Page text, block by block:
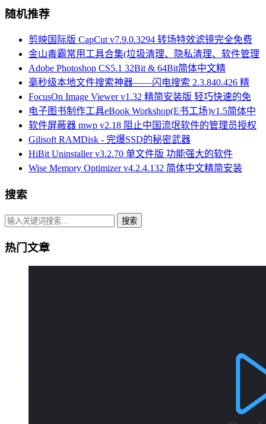
随机推荐
剪映国际版 CapCut v7.9.0.3294 转场特效滤镜完全免费
金山毒霸常用工具合集(垃圾清理、隐私清理、软件管理
Adobe Photoshop CS5.1 32Bit & 64Bit简体中文精
毫秒级本地文件搜索神器——闪电搜索 2.3.840.426 精
FocusOn Image Viewer v1.32 精简安装版 轻巧快速的免
电子图书制作工具eBook Workshop(E书工场)v1.5简体中
软件屏蔽器 mwp v2.18 阻止中国流氓软件的管理员授权
Gilisoft RAMDisk - 完爆SSD的秘密武器
HiBit Uninstaller v3.2.70 单文件版 功能强大的软件
Wise Memory Optimizer v4.2.4.132 简体中文精简安装
搜索
搜索
热门文章